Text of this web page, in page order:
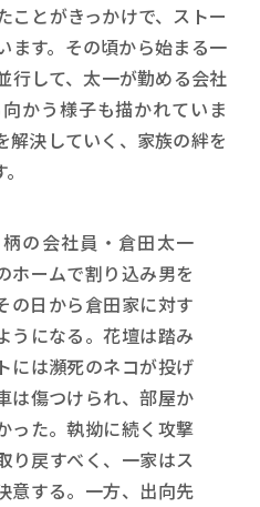
ことがきっかけで、ストー
ます。その頃から始まる一
行して、太一が勤める会社
かう様子も描かれていま
解決していく、家族の絆を
の会社員・倉田太一
ホームで割り込み男を
の日から倉田家に対す
うになる。花壇は踏み
には瀕死のネコが投げ
は傷つけられ、部屋か
った。執拗に続く攻撃
り戻すべく、一家はス
意する。一方、出向先